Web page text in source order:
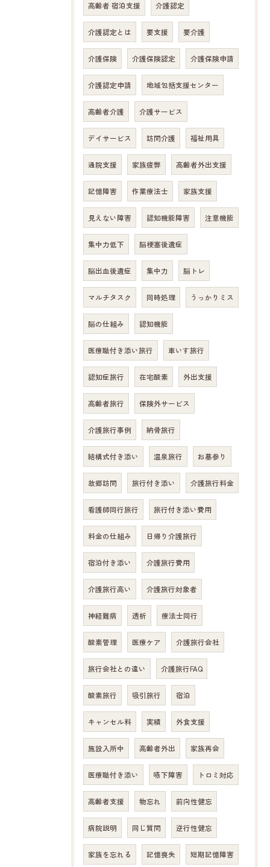
高齢者 宿泊支援 介護認定
介護認定とは 要支援 要介護
介護保険 介護保険認定 介護保険申請
介護認定申請 地域包括支援センター
高齢者介護 介護サービス
デイサービス 訪問介護 福祉用具
通院支援 家族疲弊 高齢者外出支援
記憶障害 作業療法士 家族支援
見えない障害 認知機能障害 注意機能
集中力低下 脳梗塞後遺症
脳出血後遺症 集中力 脳トレ
マルチタスク 同時処理 うっかりミス
脳の仕組み 認知機能
医療職付き添い旅行 車いす旅行
認知症旅行 在宅酸素 外出支援
高齢者旅行 保険外サービス
介護旅行事例 納骨旅行
結構式付き添い 温泉旅行 お墓参り
故郷訪問 旅行付き添い 介護旅行料金
看護師同行旅行 旅行付き添い費用
料金の仕組み 日帰り介護旅行
宿泊付き添い 介護旅行費用
介護旅行高い 介護旅行対象者
神経難病 透析 療法士同行
酸素管理 医療ケア 介護旅行会社
旅行会社との違い 介護旅行FAQ
酸素旅行 吸引旅行 宿泊
キャンセル料 実績 外食支援
施設入所中 高齢者外出 家族再会
医療職付き添い 嚥下障害 トロミ対応
高齢者支援 物忘れ 前向性健忘
病院説明 同じ質問 逆行性健忘
家族を忘れる 記憶喪失 短期記憶障害
お問い合わせはこちら